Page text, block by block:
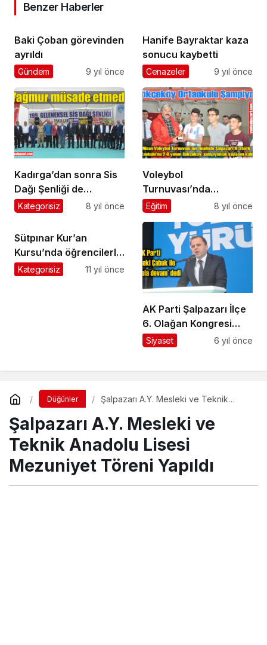
Benzer Haberler
Baki Çoban görevinden
ayrıldı
Gündem 9 yıl önce
Hanife Bayraktar kaza
sonucu kaybetti
Cenazeler 9 yıl önce
Kadırga’dan sonra Sis
Dağı Şenliği de
yağmura teslim oldu
Kategorisiz 8 yıl önce
Voleybol
Turnuvası’nda
Gökçeköy Ortaokulu
Eğitim 8 yıl önce
Sütpınar Kur’an
Kursu’nda öğrencilerle
iftar
Kategorisiz 11 yıl önce
AK Parti Şalpazarı İlçe
6. Olağan Kongresi
yapıldı
Siyaset 6 yıl önce
Düğünler
Şalpazarı A.Y. Mesleki ve Teknik
Yapıldı
Şalpazarı A.Y. Mesleki ve
Teknik Anadolu Lisesi
Mezuniyet Töreni Yapıldı